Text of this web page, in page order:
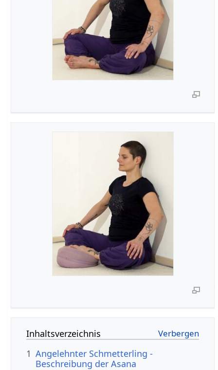
Inhaltsverzeichnis
1 Angelehnter Schmetterling -
Beschreibung der Asana